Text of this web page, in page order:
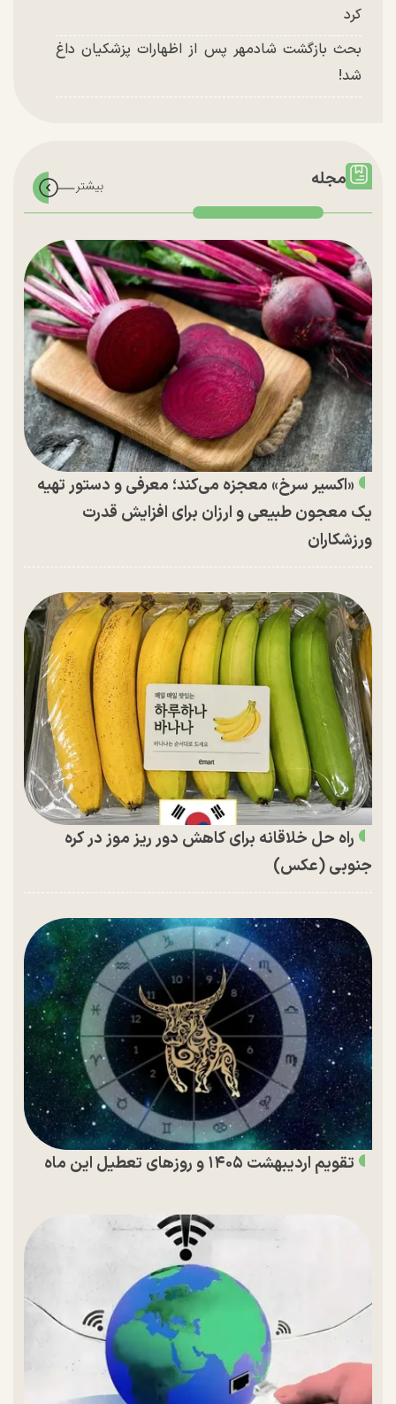
کرد
بحث بازگشت شادمهر پس از اظهارات پزشکیان داغ
شد!
مجله
«اکسیر سرخ» معجزه می‌کند؛ معرفی و دستور تهیه
یک معجون طبیعی و ارزان برای افزایش قدرت
ورزشکاران
راه حل خلاقانه برای کاهش دور ریز موز در کره
جنوبی (عکس)
تقویم اردیبهشت ۱۴۰۵ و روز‌های تعطیل این ماه